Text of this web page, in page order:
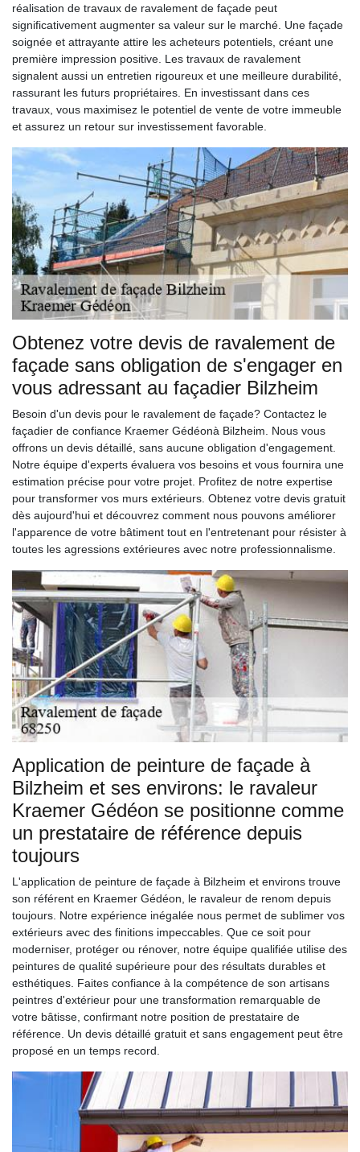
réalisation de travaux de ravalement de façade peut
significativement augmenter sa valeur sur le marché. Une façade
soignée et attrayante attire les acheteurs potentiels, créant une
première impression positive. Les travaux de ravalement
signalent aussi un entretien rigoureux et une meilleure durabilité,
rassurant les futurs propriétaires. En investissant dans ces
travaux, vous maximisez le potentiel de vente de votre immeuble
et assurez un retour sur investissement favorable.
Obtenez votre devis de ravalement de
façade sans obligation de s'engager en
vous adressant au façadier Bilzheim
Besoin d'un devis pour le ravalement de façade? Contactez le
façadier de confiance Kraemer Gédéonà Bilzheim. Nous vous
offrons un devis détaillé, sans aucune obligation d'engagement.
Notre équipe d'experts évaluera vos besoins et vous fournira une
estimation précise pour votre projet. Profitez de notre expertise
pour transformer vos murs extérieurs. Obtenez votre devis gratuit
dès aujourd'hui et découvrez comment nous pouvons améliorer
l'apparence de votre bâtiment tout en l'entretenant pour résister à
toutes les agressions extérieures avec notre professionnalisme.
Application de peinture de façade à
Bilzheim et ses environs: le ravaleur
Kraemer Gédéon se positionne comme
un prestataire de référence depuis
toujours
L'application de peinture de façade à Bilzheim et environs trouve
son référent en Kraemer Gédéon, le ravaleur de renom depuis
toujours. Notre expérience inégalée nous permet de sublimer vos
extérieurs avec des finitions impeccables. Que ce soit pour
moderniser, protéger ou rénover, notre équipe qualifiée utilise des
peintures de qualité supérieure pour des résultats durables et
esthétiques. Faites confiance à la compétence de son artisans
peintres d'extérieur pour une transformation remarquable de
votre bâtisse, confirmant notre position de prestataire de
référence. Un devis détaillé gratuit et sans engagement peut être
proposé en un temps record.